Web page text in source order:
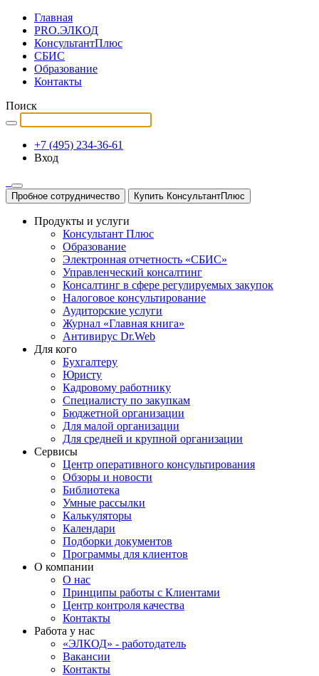
Главная
PRO.ЭЛКОД
КонсультантПлюс
СБИС
Образование
Контакты
Поиск
+7 (495) 234-36-61
Вход
Пробное сотрудничество Купить КонсультантПлюс
Продукты и услуги
Консультант Плюс
Образование
Электронная отчетность «СБИС»
Управленческий консалтинг
Консалтинг в сфере регулируемых закупок
Налоговое консультирование
Аудиторские услуги
Журнал «Главная книга»
Антивирус Dr.Web
Для кого
Бухгалтеру
Юристу
Кадровому работнику
Специалисту по закупкам
Бюджетной организации
Для малой организации
Для средней и крупной организации
Сервисы
Центр оперативного консультирования
Обзоры и новости
Библиотека
Умные рассылки
Калькуляторы
Календари
Подборки документов
Программы для клиентов
О компании
О нас
Принципы работы с Клиентами
Центр контроля качества
Контакты
Работа у нас
«ЭЛКОД» - работодатель
Вакансии
Контакты